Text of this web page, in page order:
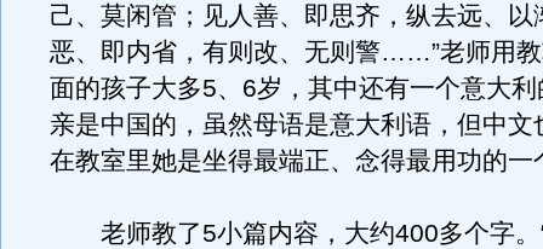
己、莫闲管；见人善、即思齐，纵去远、以
恶、即内省，有则改、无则警……”老师用
面的孩子大多5、6岁，其中还有一个意大
亲是中国的，虽然母语是意大利语，但中文
在教室里她是坐得最端正、念得最用功的一
老师教了5小篇内容，大约400多个字。